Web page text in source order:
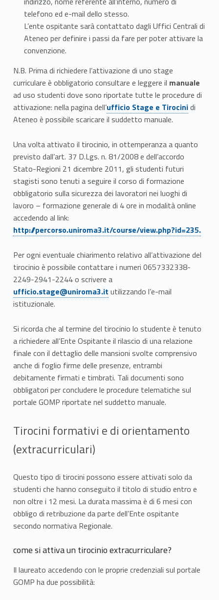
telefono ed e-mail dello stesso.
L’ente ospitante saràcontattato dagli Uffici Centrali di
Ateneo per definire i passi da fare per poter attivare la
convenzione.
N.B. Prima di richiedere l’attivazione di uno stage
curriculare è obbligatorio consultare e leggere il manuale
ad uso studenti dove sono riportate tutte le procedure di
attivazione: nella pagina dell’Link identifier #identifier__101800-4
ufficio Stage e Tirocinidi
Ateneo è possibile scaricare il suddetto manuale.
Una volta attivato il tirocinio, in ottemperanza a quanto
previsto dall’art. 37 D.Lgs. n. 81/2008 e dell’accordo
Stato-Regioni 21 dicembre 2011, gli studenti futuri
stagisti sono tenuti a seguire il corso di formazione
obbligatorio sulla sicurezza dei lavoratori nei luoghi di
lavoro – formazione generale di 4 ore in modalità online
accedendo al link:
http://percorso.uniroma3.it/course/view.php?id=235.
Per ogni eventuale chiarimento relativo all’attivazione del
tirocinio è possibile contattare i numeri 0657332338-
2249-2941-2244 o scrivere a
ufficio.stage@uniroma3.it utilizzando l’e-mail
istituzionale.
Si ricorda che al termine del tirocinio lo studente è tenuto
a richiedere all’Ente Ospitante il rilascio di una relazione
finale con il dettaglio delle mansioni svolte comprensivo
anche di foglio firme delle presenze, entrambi
debitamente firmati e timbrati. Tali documenti sono
obbligatori per concludere le procedure telematiche sul
portale GOMP riportate nel suddetto manuale.
Tirocini formativi e di orientamento
(extracurriculari)
Questo tipo di tirocini possono essere attivati solo da
studenti che hanno conseguito il titolo di studio entro e
non oltre i 12 mesi. La durata massima è di 6 mesi con
obbligo di retribuzione da parte dell’Ente ospitante
secondo normativa Regionale.
come si attiva un tirocinio extracurriculare?
Il laureato accedendo con le proprie credenziali sul portale
GOMP ha due possibilità: